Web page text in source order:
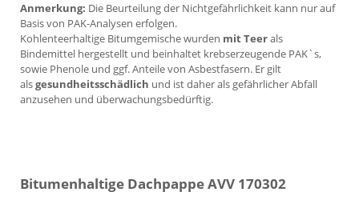
Anmerkung: Die Beurteilung der Nichtgefährlichkeit kann nur auf
Basis von PAK-Analysen erfolgen.
Kohlenteerhaltige Bitumgemische wurden mit Teerals
Bindemittel hergestellt und beinhaltet krebserzeugende PAK`s,
sowie Phenole und ggf. Anteile von Asbestfasern. Er gilt
alsgesundheitsschädlich und ist daher als gefährlicher Abfall
anzusehen und überwachungsbedürftig.
Bitumenhaltige Dachpappe AVV 170302